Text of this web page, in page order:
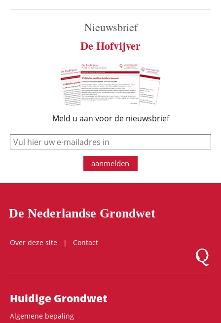
Nieuwsbrief
De Hofvijver
Meld u aan voor de nieuwsbrief
e-mail
aanmelden
De Nederlandse Grondwet
Over deze site
Contact
Logo
Hoofdnavigatie
Huidige Grondwet
Algemene bepaling